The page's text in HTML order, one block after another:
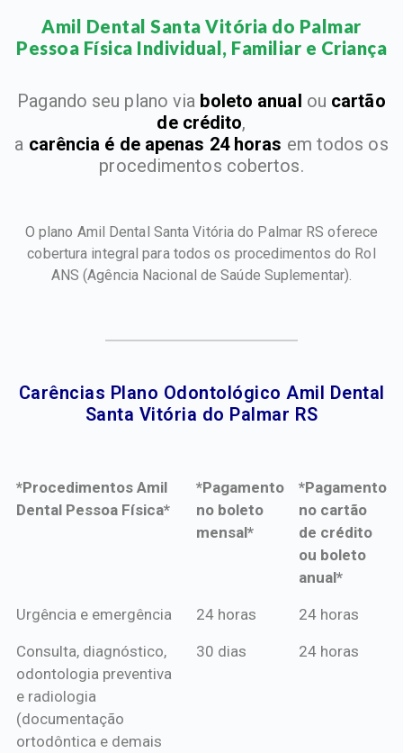
Amil Dental Santa Vitória do Palmar
Pessoa Física Individual, Familiar e Criança​
Pagando seu plano via boleto anual ou cartão
de crédito,
a carência é de apenas 24 horas em todos os
procedimentos cobertos.
O plano Amil Dental Santa Vitória do Palmar RS oferece
cobertura integral para todos os procedimentos do Rol
ANS(Agência Nacional de Saúde Suplementar).
Carências Plano Odontológico Amil Dental
Santa Vitória do Palmar RS​
*Procedimentos Amil
Dental Pessoa Física*
*Pagamento
no boleto
mensal*
*Pagamento
no cartão
de crédito
ou boleto
anual*
*Procedimentos Amil
*Pagamento
mensal*
*Pagamento
de crédito
Urgência e emergência 24 horas 24 horas
Consulta, diagnóstico,
odontologia preventiva
e radiologia
(documentação
ortodôntica e demais
30 dias 24 horas